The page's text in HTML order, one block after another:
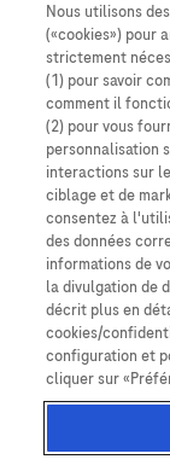
Learn More
Déclaration de
Paramètres
Ce site Web contient
public et peut
ne sont pas
n’assumons aucune
peuvent ne pas être
enregistrement ou
Nous utilisons
(«cookies») pour
strictement
(1) pour savoir
comment il
(2) pour vous
personnalisation
interactions sur
ciblage et de
consentez à
des données
informations de
la divulgation de
décrit plus en
cookies/
configuration et
cliquer sur